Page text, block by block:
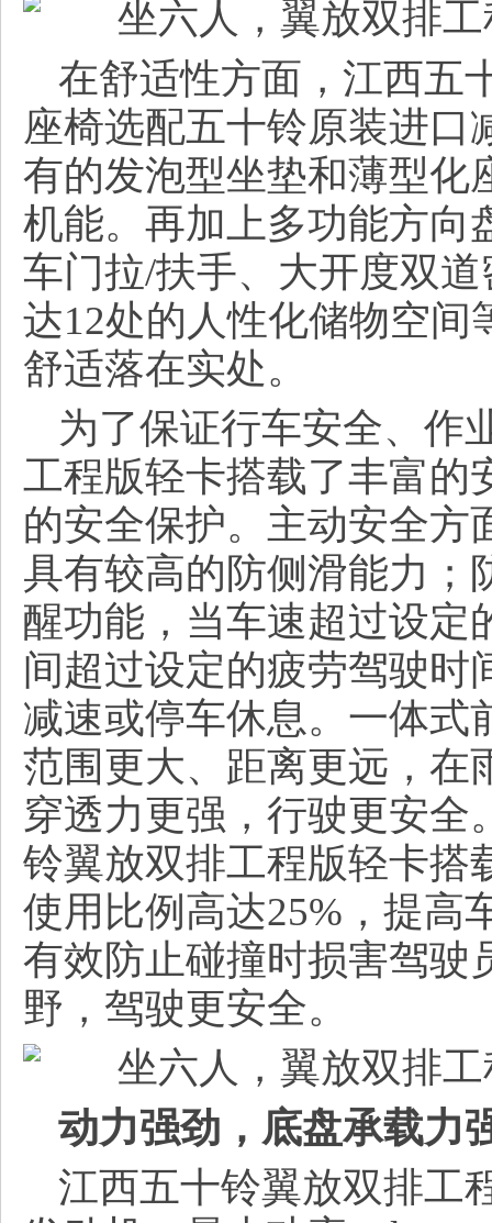
在舒适性方面，江西五
座椅选配五十铃原装进口
有的发泡型坐垫和薄型化
机能。再加上多功能方向
车门拉/扶手、大开度双
达12处的人性化储物空
舒适落在实处。
为了保证行车安全、作
工程版轻卡搭载了丰富的
的安全保护。主动安全方
具有较高的防侧滑能力；
醒功能，当车速超过设定
间超过设定的疲劳驾驶时
减速或停车休息。一体式
范围更大、距离更远，在
穿透力更强，行驶更安全
铃翼放双排工程版轻卡搭
使用比例高达25%，提高
有效防止碰撞时损害驾驶
野，驾驶更安全。
动力强劲，底盘承载力
江西五十铃翼放双排工